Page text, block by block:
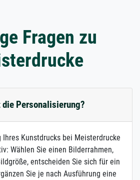
Fragen zu
Personalisierung?
Ihres Kunstdrucks bei Meisterdrucke
Wählen Sie einen Bilderrahmen,
entscheiden Sie sich für ein
Sie je nach Ausführung eine